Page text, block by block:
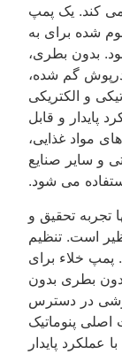
می کند. یک پمپ
شده برای به
بدون بطری،
گم شده،
و الکتریکی
پایدار و قابل
مواد غذایی،
و سایر صنایع
می شود.
تجربه تحقیق و
است. تنظیم
خلاء برای
بدون بطری بدون
در دسترس
اصلی پنوماتیک
عملکرد پایدار